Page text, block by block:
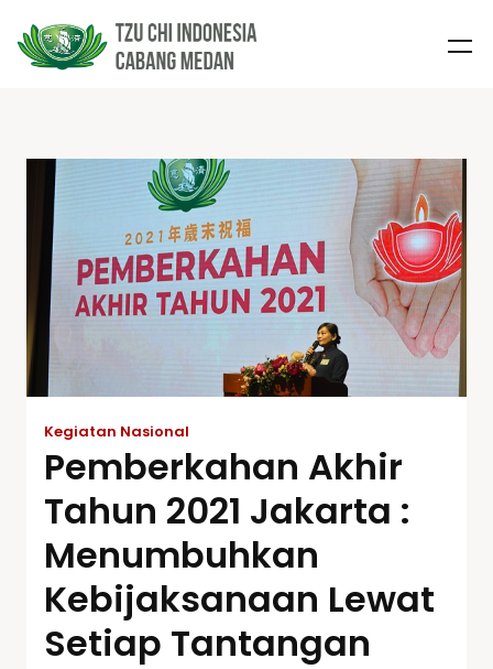
Kegiatan Nasional
Pemberkahan Akhir
Tahun 2021 Jakarta :
Menumbuhkan
Kebijaksanaan Lewat
Setiap Tantangan